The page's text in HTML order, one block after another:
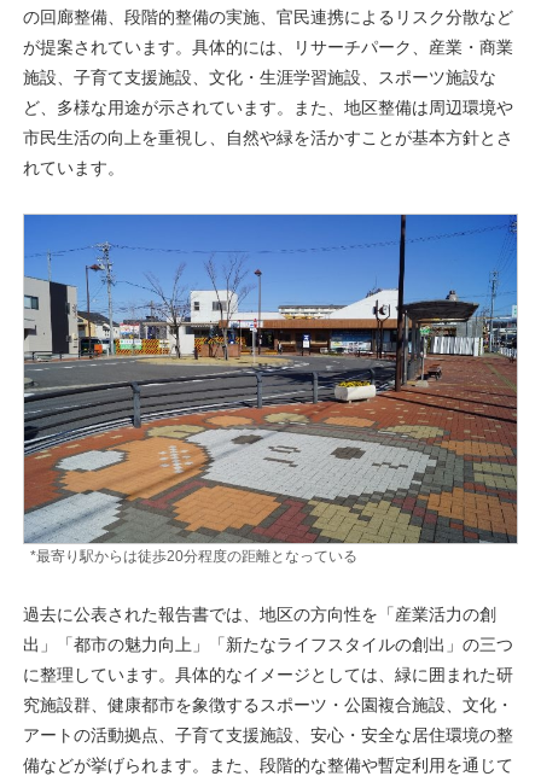
の回廊整備、段階的整備の実施、官民連携によるリスク分散など
が提案されています。具体的には、リサーチパーク、産業・商業
施設、子育て支援施設、文化・生涯学習施設、スポーツ施設な
ど、多様な用途が示されています。また、地区整備は周辺環境や
市民生活の向上を重視し、自然や緑を活かすことが基本方針とさ
れています。
*最寄り駅からは徒歩20分程度の距離となっている
過去に公表された報告書では、地区の方向性を「産業活力の創
出」「都市の魅力向上」「新たなライフスタイルの創出」の三つ
に整理しています。具体的なイメージとしては、緑に囲まれた研
究施設群、健康都市を象徴するスポーツ・公園複合施設、文化・
アートの活動拠点、子育て支援施設、安心・安全な居住環境の整
備などが挙げられます。また、段階的な整備や暫定利用を通じて